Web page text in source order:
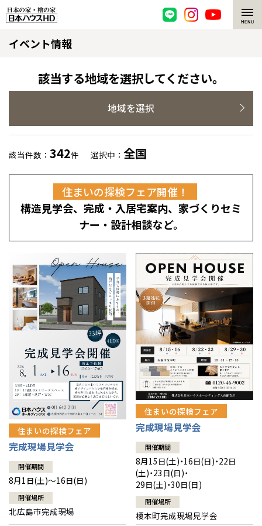
脱炭素・檜の家
環境にやさしい、脱炭素社会の住宅
耐震構造
高耐久住宅
高断熱・高気密の家
エネルギー自給自足
感謝訪問・長期保証
直営工事
1メーターモジュール
冷暖房標準装備
24時間対応コールセンター
デザイン賞各種受賞
セントラルヒーティング
選ばれる理由
檜の魅力 トップ
檜と日本人
1000年を超えて生きる檜
知られざる檜の効果・作用
理想の木材「檜」
注文住宅
グレートステージ
平屋の家
外観・インテリア集
暮らし方提案
住まいのコラム
住まいのお手入れ集
リフォーム トップ
選ばれる理由
リフォームの流れ
介護保険利用で快適リフォーム
賃貸併用住宅のメリット
安心のサポートシステム
展示場案内
分譲住宅・土地
分譲マンション
分譲マンション トップ
ワザックとは
高い信頼性
安心の管理体制
ギャラリー
会社情報
会社情報 トップ
ニュースリリース
代表ごあいさつ
企業理念
会社概要
お問い合わせ
会員サイト
イベント情報
該当する地域を選択してください。
地域を選択
該当件数： 342件 選択中： 全国
住まいの探検フェア開催！
構造見学会、完成・入居宅案内、家づくりセミ
ナー・設計相談など。
住まいの探検フェア
完成現場見学会
開催期間
8月1日(土)～16日(日)
開催場所
北広島市完成現場
住まいの探検フェア
完成現場見学会
開催期間
8月15日(土)・16日(日)・22日
(土)・23日(日)・
29日(土)・30日(日)
開催場所
榎本町完成現場見学会